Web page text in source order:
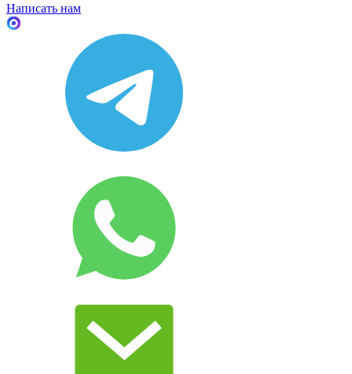
Написать нам